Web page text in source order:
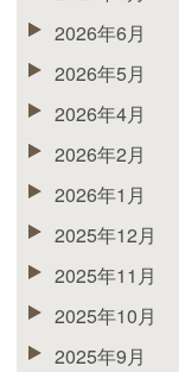
2026年6月
2026年5月
2026年4月
2026年2月
2026年1月
2025年12月
2025年11月
2025年10月
2025年9月